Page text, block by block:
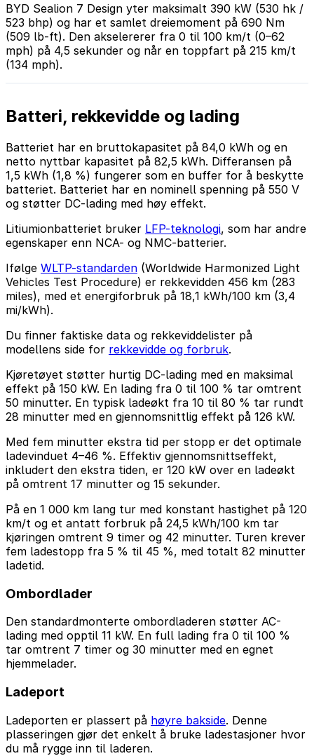
BYD Sealion 7 Design yter maksimalt 390 kW (530 hk /
523 bhp) og har et samlet dreiemoment på 690 Nm
(509 lb-ft). Den akselererer fra 0 til 100 km/t (0–62
mph) på 4,5 sekunder og når en toppfart på 215 km/t
(134 mph).
Batteri, rekkevidde og lading
Batteriet har en bruttokapasitet på 84,0 kWh og en
netto nyttbar kapasitet på 82,5 kWh. Differansen på
1,5 kWh (1,8 %) fungerer som en buffer for å beskytte
batteriet. Batteriet har en nominell spenning på 550 V
og støtter DC-lading med høy effekt.
Litiumionbatteriet bruker LFP-teknologi, som har andre
egenskaper enn NCA- og NMC-batterier.
Ifølge WLTP-standarden (Worldwide Harmonized Light
Vehicles Test Procedure) er rekkevidden 456 km (283
miles), med et energiforbruk på 18,1 kWh/100 km (3,4
mi/kWh).
Du finner faktiske data og rekkeviddelister på
modellens side for rekkevidde og forbruk.
Kjøretøyet støtter hurtig DC-lading med en maksimal
effekt på 150 kW. En lading fra 0 til 100 % tar omtrent
50 minutter. En typisk ladeøkt fra 10 til 80 % tar rundt
28 minutter med en gjennomsnittlig effekt på 126 kW.
Med fem minutter ekstra tid per stopp er det optimale
ladevinduet 4–46 %. Effektiv gjennomsnittseffekt,
inkludert den ekstra tiden, er 120 kW over en ladeøkt
på omtrent 17 minutter og 15 sekunder.
På en 1 000 km lang tur med konstant hastighet på 120
km/t og et antatt forbruk på 24,5 kWh/100 km tar
kjøringen omtrent 9 timer og 42 minutter. Turen krever
fem ladestopp fra 5 % til 45 %, med totalt 82 minutter
ladetid.
Ombordlader
Den standardmonterte ombordladeren støtter AC-
lading med opptil 11 kW. En full lading fra 0 til 100 %
tar omtrent 7 timer og 30 minutter med en egnet
hjemmelader.
Ladeport
Ladeporten er plassert på høyre bakside. Denne
plasseringen gjør det enkelt å bruke ladestasjoner hvor
du må rygge inn til laderen.